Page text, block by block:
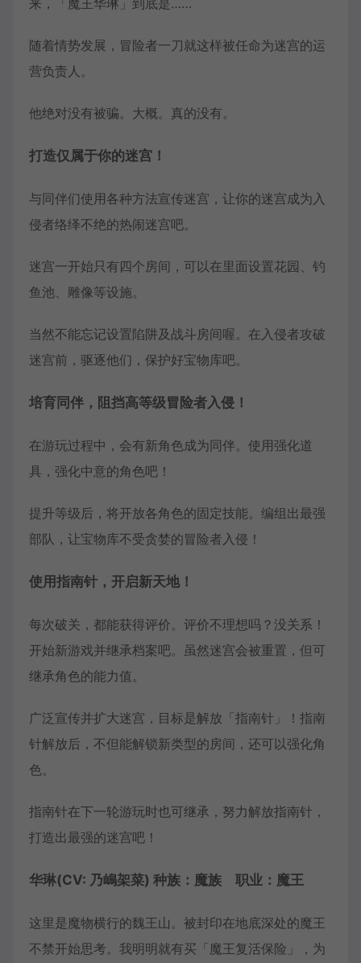
来，「魔王华琳」到底是……
随着情势发展，冒险者一刀就这样被任命为迷宫的运
营负责人。
他绝对没有被骗。大概。真的没有。
打造仅属于你的迷宫！
与同伴们使用各种方法宣传迷宫，让你的迷宫成为入
侵者络绎不绝的热闹迷宫吧。
迷宫一开始只有四个房间，可以在里面设置花园、钓
鱼池、雕像等设施。
当然不能忘记设置陷阱及战斗房间喔。在入侵者攻破
迷宫前，驱逐他们，保护好宝物库吧。
培育同伴，阻挡高等级冒险者入侵！
在游玩过程中，会有新角色成为同伴。使用强化道
具，强化中意的角色吧！
提升等级后，将开放各角色的固定技能。编组出最强
部队，让宝物库不受贪婪的冒险者入侵！
使用指南针，开启新天地！
每次破关，都能获得评价。评价不理想吗？没关系！
开始新游戏并继承档案吧。虽然迷宫会被重置，但可
继承角色的能力值。
广泛宣传并扩大迷宫，目标是解放「指南针」！指南
针解放后，不但能解锁新类型的房间，还可以强化角
色。
指南针在下一轮游玩时也可继承，努力解放指南针，
打造出最强的迷宫吧！
华琳(CV: 乃嶋架菜) 种族：魔族 职业：魔王
这里是魔物横行的魏王山。被封印在地底深处的魔王
不禁开始思考。我明明就有买「魔王复活保险」，为